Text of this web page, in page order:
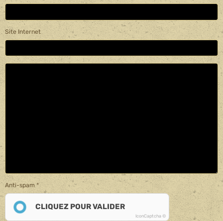
Site Internet
Anti-spam
CLIQUEZ POUR VALIDER
IconCaptcha ©